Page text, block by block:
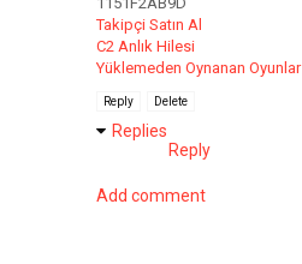
Takipçi Satın Al
C2 Anlık Hilesi
Yüklemeden Oynanan Oyunlar
Reply Delete
Replies
Reply
Add comment